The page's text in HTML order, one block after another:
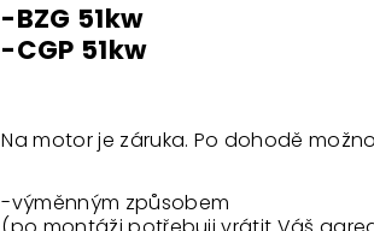
-BZG 51kw
-CGP 51kw
Na motor je záruka. Po dohodě
-výměnným způsobem